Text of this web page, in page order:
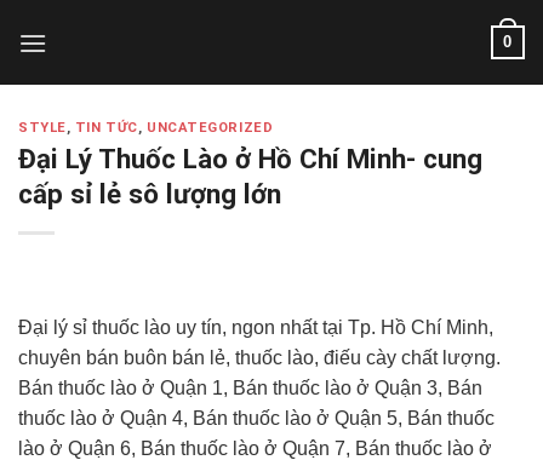
0
STYLE, TIN TỨC, UNCATEGORIZED
Đại Lý Thuốc Lào ở Hồ Chí Minh- cung
cấp sỉ lẻ sô lượng lớn
Đại lý sỉ thuốc lào uy tín, ngon nhất tại Tp. Hồ Chí Minh,
chuyên bán buôn bán lẻ, thuốc lào, điếu cày chất lượng.
Bán thuốc lào ở Quận 1, Bán thuốc lào ở Quận 3, Bán
thuốc lào ở Quận 4, Bán thuốc lào ở Quận 5, Bán thuốc
lào ở Quận 6, Bán thuốc lào ở Quận 7, Bán thuốc lào ở